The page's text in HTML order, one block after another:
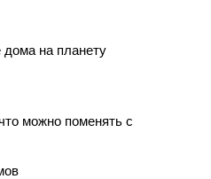
на планету
можно поменять с